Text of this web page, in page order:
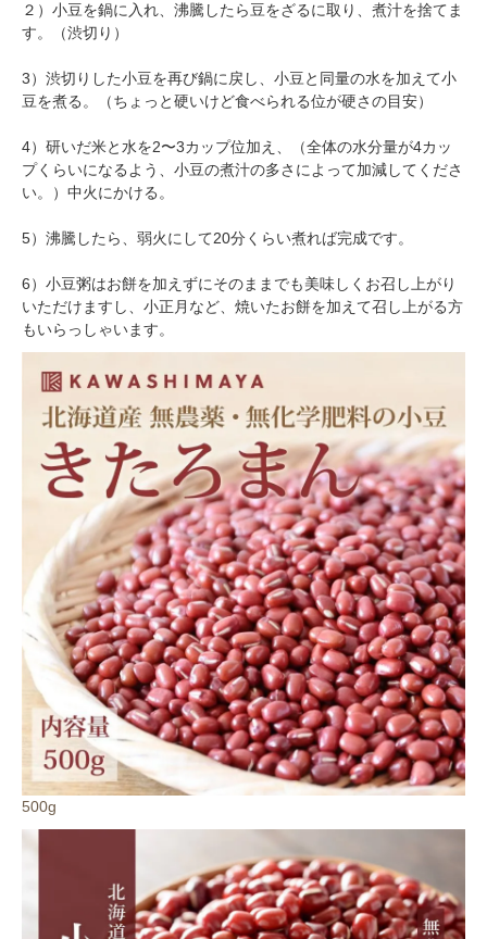
２）小豆を鍋に入れ、沸騰したら豆をざるに取り、煮汁を捨てま
す。（渋切り）
3）渋切りした小豆を再び鍋に戻し、小豆と同量の水を加えて小
豆を煮る。（ちょっと硬いけど食べられる位が硬さの目安）
4）研いだ米と水を2〜3カップ位加え、（全体の水分量が4カッ
プくらいになるよう、小豆の煮汁の多さによって加減してくださ
い。）中火にかける。
5）沸騰したら、弱火にして20分くらい煮れば完成です。
6）小豆粥はお餅を加えずにそのままでも美味しくお召し上がり
いただけますし、小正月など、焼いたお餅を加えて召し上がる方
もいらっしゃいます。
500g
今すぐ使える300円OFFクーポンを
ご用意しました🎁
会員登録ありがとうございます！
＼ ご登録の感謝を込めて ／
300円OFF